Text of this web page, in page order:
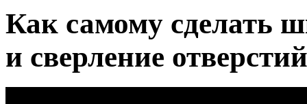
Как самому сделать
и сверление